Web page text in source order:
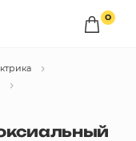
0
ценам.